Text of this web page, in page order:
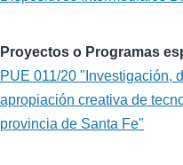
Proyectos o Programas
PUE 011/20 "Investigación,
apropiación creativa de
provincia de Santa Fe"